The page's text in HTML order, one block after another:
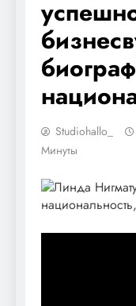
Studiohallo_
Минуты